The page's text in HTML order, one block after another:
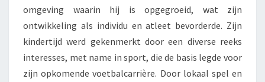
omgeving waarin hij is opgegroeid, wat zijn
ontwikkeling als individu en atleet bevorderde. Zijn
kindertijd werd gekenmerkt door een diverse reeks
interesses, met name in sport, die de basis legde voor
zijn opkomende voetbalcarrière. Door lokaal spel en